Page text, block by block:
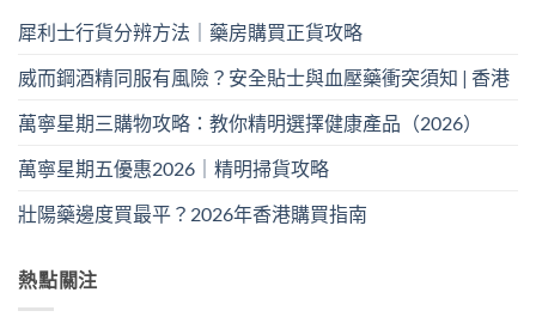
犀利士行貨分辨方法｜藥房購買正貨攻略
威而鋼酒精同服有風險？安全貼士與血壓藥衝突須知 | 香港
萬寧星期三購物攻略：教你精明選擇健康產品（2026）
萬寧星期五優惠2026｜精明掃貨攻略
壯陽藥邊度買最平？2026年香港購買指南
熱點關注